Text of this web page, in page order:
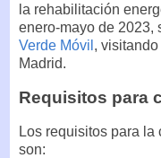
la rehabilitación
enero-mayo de 2023,
Verde Móvil ,
Madrid.
Requisitos para
Los requisitos para
son: